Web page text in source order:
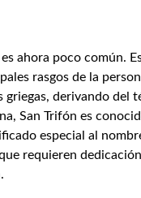
ahora poco común.
rasgos de la
derivando del
San Trifón es
especial al
requieren